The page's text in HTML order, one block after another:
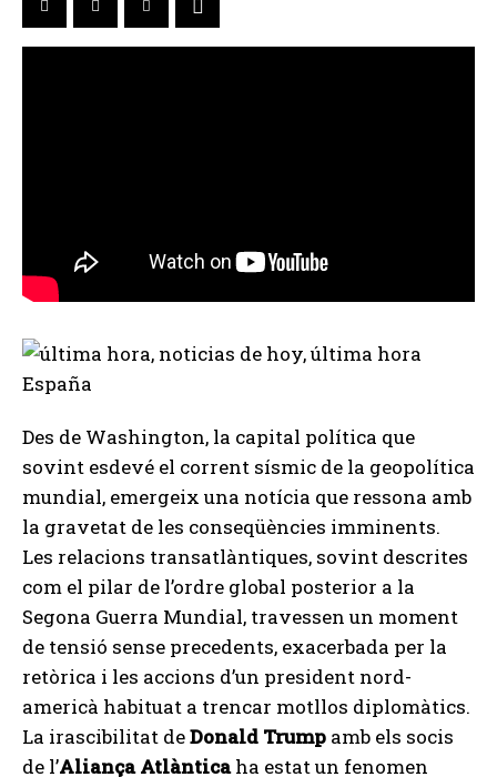
Des de Washington, la capital política que
sovint esdevé el corrent sísmic de la geopolítica
mundial, emergeix una notícia que ressona amb
la gravetat de les conseqüències imminents.
Les relacions transatlàntiques, sovint descrites
com el pilar de l’ordre global posterior a la
Segona Guerra Mundial, travessen un moment
de tensió sense precedents, exacerbada per la
retòrica i les accions d’un president nord-
americà habituat a trencar motllos diplomàtics.
La irascibilitat deDonald Trump amb els socis
de l’Aliança Atlànticaha estat un fenomen